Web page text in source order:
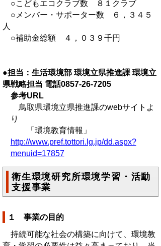
○こどもエコクラブ数 ８１クラブ
○メンバー・サポーター数 ６，３４５
人
○補助金総額 ４，０３９千円
●担当：生活環境部 環境立県推進課 環境立
県戦略担当 電話0857-26-7205
参考URL
鳥取県環境立県推進課のwebサイトよ
り
「環境教育情報」
http://www.pref.tottori.lg.jp/dd.aspx?
menuid=17857
衛生環境研究所環境学習・活動
支援事業
１ 事業の目的
持続可能な社会の構築に向けて、環境教